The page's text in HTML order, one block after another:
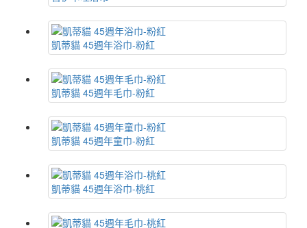
凱蒂貓 45週年浴巾-粉紅
凱蒂貓 45週年毛巾-粉紅
凱蒂貓 45週年童巾-粉紅
凱蒂貓 45週年浴巾-桃紅